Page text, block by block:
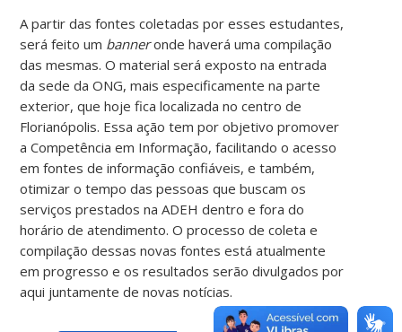
A partir das fontes coletadas por esses estudantes,
será feito um banneronde haverá uma compilação
das mesmas. O material será exposto na entrada
da sede da ONG, mais especificamente na parte
exterior, que hoje fica localizada no centro de
Florianópolis. Essa ação tem por objetivo promover
a Competência em Informação, facilitando o acesso
em fontes de informação confiáveis, e também,
otimizar o tempo das pessoas que buscam os
serviços prestados na ADEH dentro e fora do
horário de atendimento. O processo de coleta e
compilação dessas novas fontes está atualmente
em progresso e os resultados serão divulgados por
aqui juntamente de novas notícias.